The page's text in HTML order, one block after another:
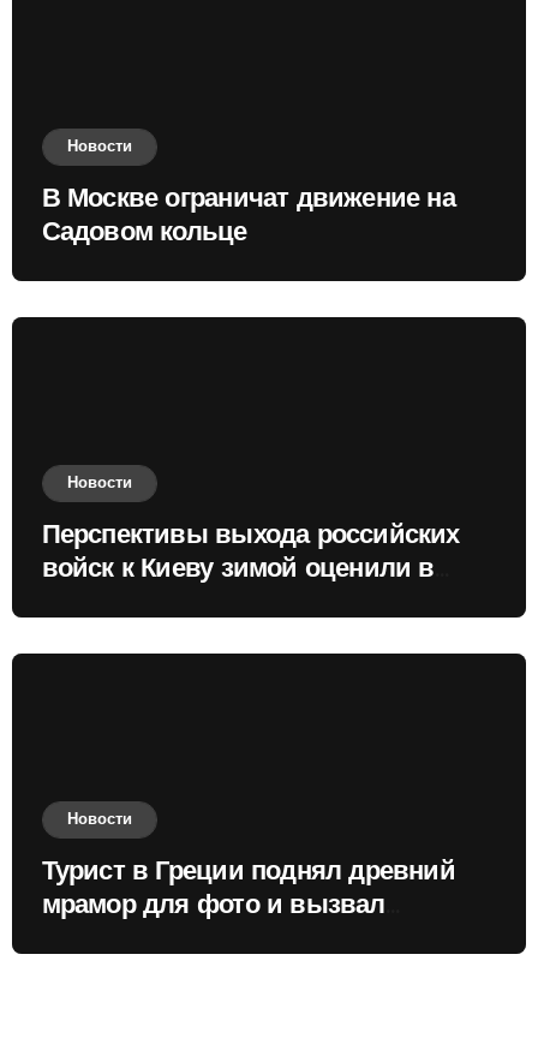
Новости
В Москве ограничат движение на
Садовом кольце
Новости
Перспективы выхода российских
войск к Киеву зимой оценили в
Новости
Турист в Греции поднял древний
мрамор для фото и вызвал